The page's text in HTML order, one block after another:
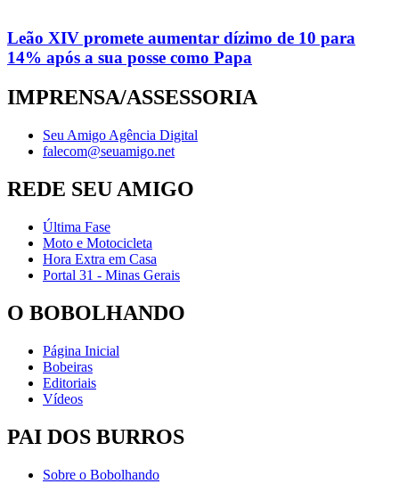
Leão XIV promete aumentar dízimo de 10 para
14% após a sua posse como Papa
IMPRENSA/ASSESSORIA
Seu Amigo Agência Digital
falecom@seuamigo.net
REDE SEU AMIGO
Última Fase
Moto e Motocicleta
Hora Extra em Casa
Portal 31 - Minas Gerais
O BOBOLHANDO
Página Inicial
Bobeiras
Editoriais
Vídeos
PAI DOS BURROS
Sobre o Bobolhando